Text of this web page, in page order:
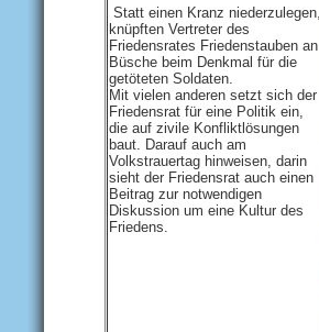
Statt einen Kranz niederzulegen,
knüpften Vertreter des
Friedensrates Friedenstauben an
Büsche beim Denkmal für die
getöteten Soldaten.
Mit vielen anderen setzt sich der
Friedensrat für eine Politik ein,
die auf zivile Konfliktlösungen
baut. Darauf auch am
Volkstrauertag hinweisen, darin
sieht der Friedensrat auch einen
Beitrag zur notwendigen
Diskussion um eine Kultur des
Friedens.